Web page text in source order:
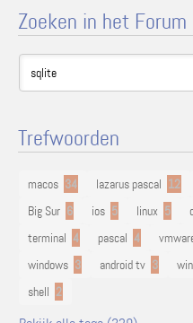
Zoeken in het Forum
Trefwoorden
macos 34 lazarus pascal 12
Big Sur 6 ios 5 linux 5
terminal 4 pascal 4
windows 3 android tv 3
shell 2